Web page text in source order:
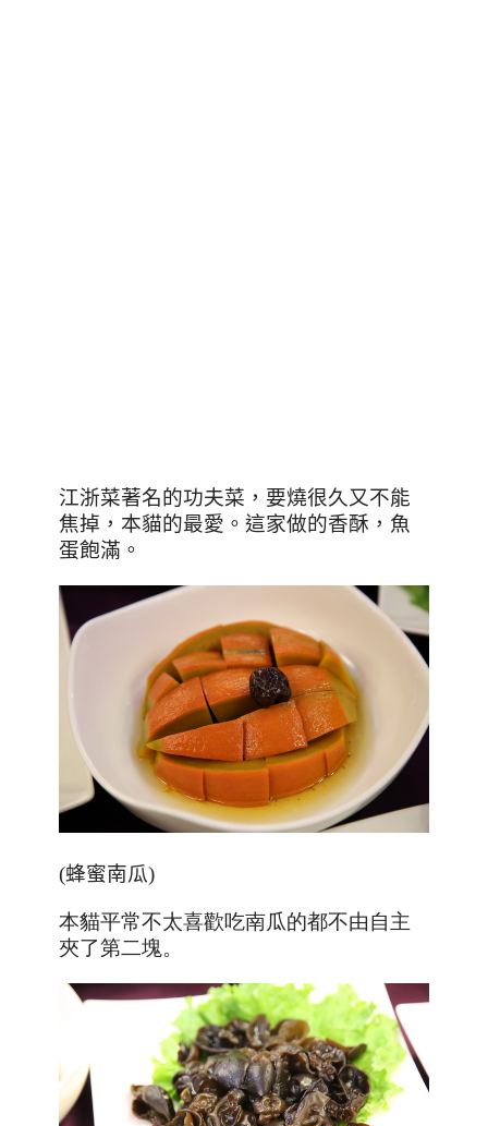
江浙菜著名的功夫菜，要燒很久又不能
焦掉，本貓的最愛。這家做的香酥，魚
蛋飽滿。
(蜂蜜南瓜)
本貓平常不太喜歡吃南瓜的都不由自主
夾了第二塊。